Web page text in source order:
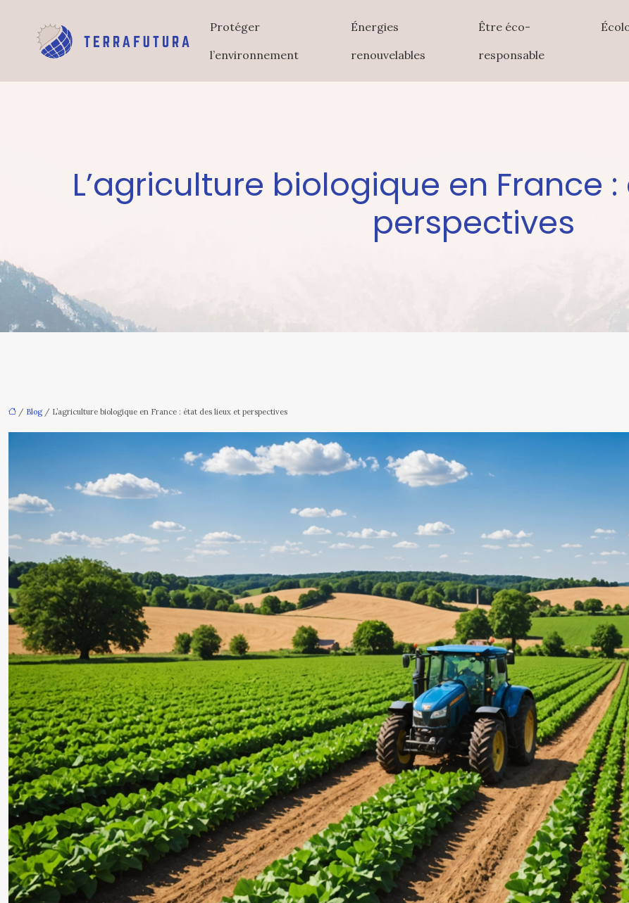
Protéger
l’environnement
Énergies
renouvelables
Être éco-
responsable
L’agriculture biologique en France
perspectives
/ Blog/ L’agriculture biologique en France : état des lieux et perspectives